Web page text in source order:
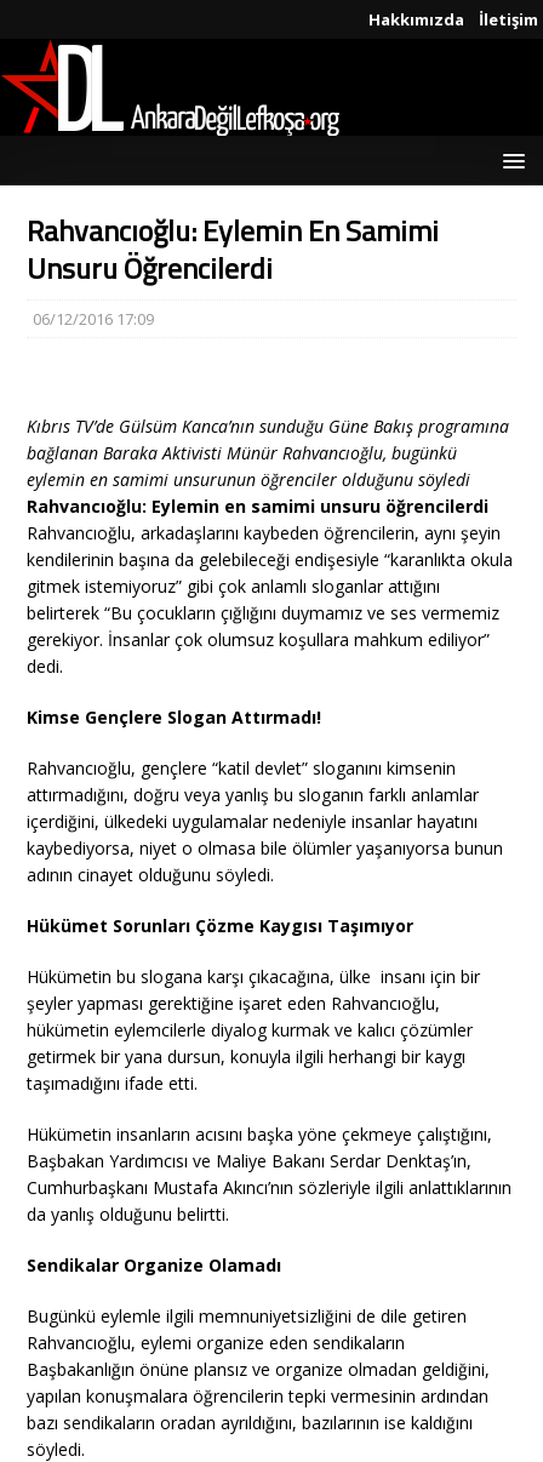
Hakkımızda İletişim
Rahvancıoğlu: Eylemin En Samimi
Unsuru Öğrencilerdi
06/12/2016 17:09
Kıbrıs TV’de Gülsüm Kanca’nın sunduğu Güne Bakış programına
bağlanan Baraka Aktivisti Münür Rahvancıoğlu, bugünkü
eylemin en samimi unsurunun öğrenciler olduğunu söyledi
Rahvancıoğlu: Eylemin en samimi unsuru öğrencilerdi
Rahvancıoğlu, arkadaşlarını kaybeden öğrencilerin, aynı şeyin
kendilerinin başına da gelebileceği endişesiyle “karanlıkta okula
gitmek istemiyoruz” gibi çok anlamlı sloganlar attığını
belirterek “Bu çocukların çığlığını duymamız ve ses vermemiz
gerekiyor. İnsanlar çok olumsuz koşullara mahkum ediliyor”
dedi.
Kimse Gençlere Slogan Attırmadı!
Rahvancıoğlu, gençlere “katil devlet” sloganını kimsenin
attırmadığını, doğru veya yanlış bu sloganın farklı anlamlar
içerdiğini, ülkedeki uygulamalar nedeniyle insanlar hayatını
kaybediyorsa, niyet o olmasa bile ölümler yaşanıyorsa bunun
adının cinayet olduğunu söyledi.
Hükümet Sorunları Çözme Kaygısı Taşımıyor
Hükümetin bu slogana karşı çıkacağına, ülke insanı için bir
şeyler yapması gerektiğine işaret eden Rahvancıoğlu,
hükümetin eylemcilerle diyalog kurmak ve kalıcı çözümler
getirmek bir yana dursun, konuyla ilgili herhangi bir kaygı
taşımadığını ifade etti.
Hükümetin insanların acısını başka yöne çekmeye çalıştığını,
Başbakan Yardımcısı ve Maliye Bakanı Serdar Denktaş’ın,
Cumhurbaşkanı Mustafa Akıncı’nın sözleriyle ilgili anlattıklarının
da yanlış olduğunu belirtti.
Sendikalar Organize Olamadı
Bugünkü eylemle ilgili memnuniyetsizliğini de dile getiren
Rahvancıoğlu, eylemi organize eden sendikaların
Başbakanlığın önüne plansız ve organize olmadan geldiğini,
yapılan konuşmalara öğrencilerin tepki vermesinin ardından
bazı sendikaların oradan ayrıldığını, bazılarının ise kaldığını
söyledi.